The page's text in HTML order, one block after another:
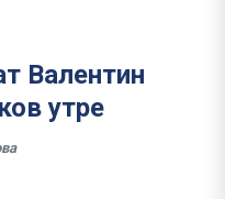
Валентин
утре